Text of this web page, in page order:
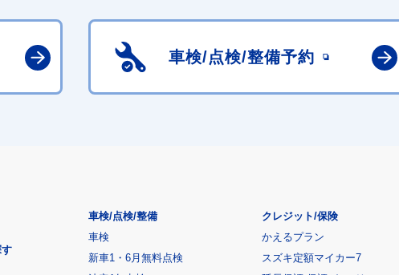
車検/点検/整備予約
車検/点検/整備
車検
新車1・6月無料点検
クレジット/保険
かえるプラン
スズキ定額マイカー7